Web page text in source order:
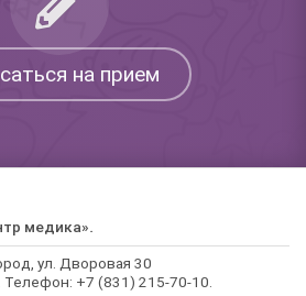
на прием
медика».
ул. Дворовая 30
+7 (831) 215-70-10.